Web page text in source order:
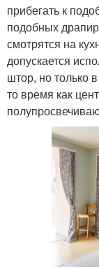
прибегать к
подобных
смотрятся на
допускается
штор, но только
то время как